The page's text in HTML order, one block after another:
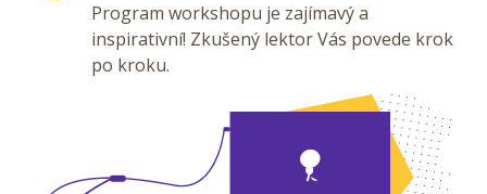
Program workshopu je zajímavý a
inspirativní! Zkušený lektor Vás povede krok
po kroku.